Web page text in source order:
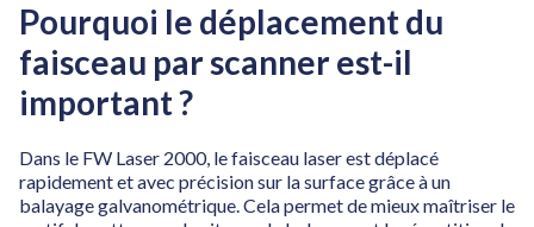
Pourquoi le déplacement du
faisceau par scanner est-il
important ?
Dans le FW Laser 2000, le faisceau laser est déplacé
rapidement et avec précision sur la surface grâce à un
balayage galvanométrique. Cela permet de mieux maîtriser le